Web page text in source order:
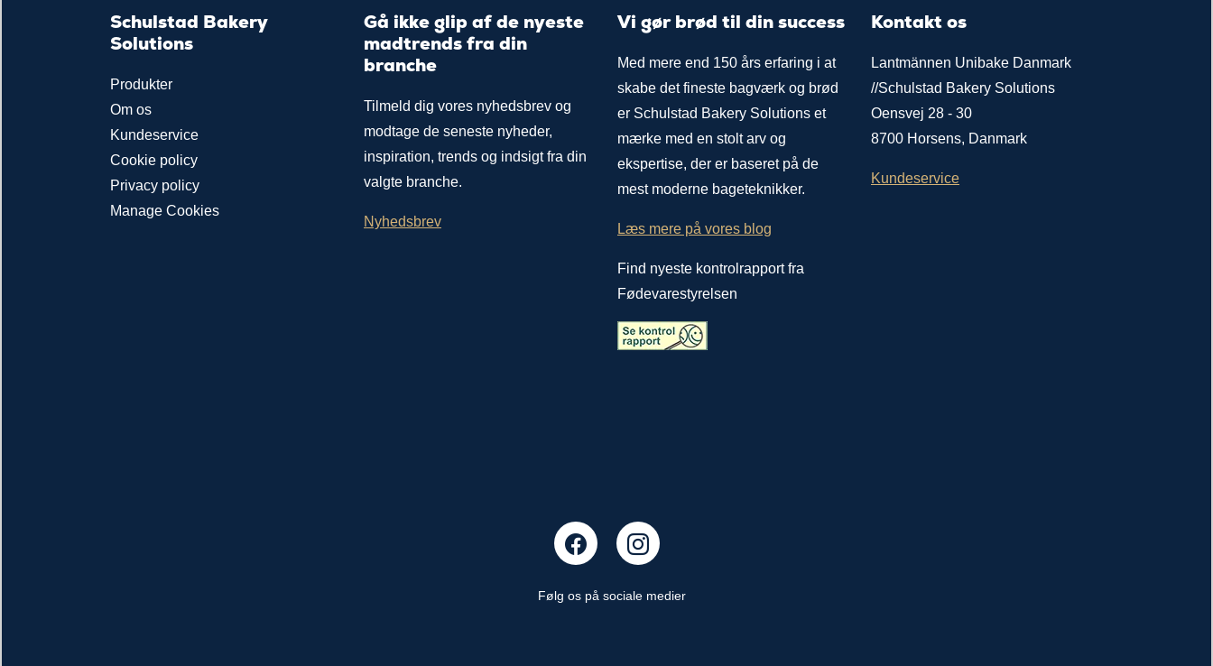
Schulstad Bakery
Solutions
Produkter
Om os
Kundeservice
Cookie policy
Privacy policy
Manage Cookies
Gå ikke glip af de nyeste
madtrends fra din
branche
Tilmeld dig vores nyhedsbrev og
modtage de seneste nyheder,
inspiration, trends og indsigt fra din
valgte branche.
Nyhedsbrev
Vi gør brød til din success
Med mere end 150 års erfaring i at
skabe det fineste bagværk og brød
er Schulstad Bakery Solutions et
mærke med en stolt arv og
ekspertise, der er baseret på de
mest moderne bageteknikker.
Læs mere på vores blog
Find nyeste kontrolrapport fra
Fødevarestyrelsen
Kontakt os
Lantmännen Unibake Danmark
//Schulstad Bakery Solutions
Oensvej 28 - 30
8700 Horsens, Danmark
Kundeservice
Følg os på sociale medier